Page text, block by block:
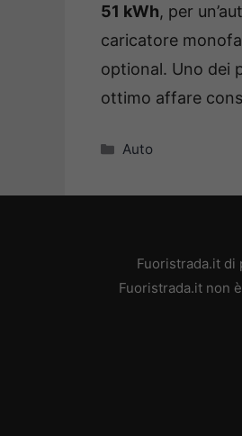
51 kWh, per
caricatore
optional. Uno dei
ottimo affare
Categorie
Auto
Fuoristrada.it di
Fuoristrada.it non